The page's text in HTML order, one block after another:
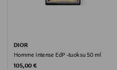
customerservice@kenzo.com
tuoksu, miesten tuoksut,
Intense
DIOR
Homme Intense EdP -tuoksu 50 ml
Original Price
105,00 €